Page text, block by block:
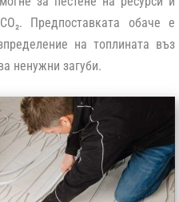
Предпоставката обаче е
на топлината въз
ненужни загуби.